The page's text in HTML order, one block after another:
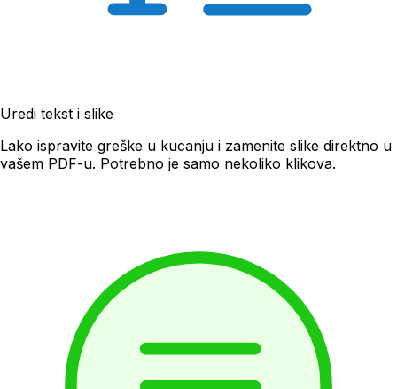
Uredi tekst i slike
Lako ispravite greške u kucanju i zamenite slike direktno u
vašem PDF-u. Potrebno je samo nekoliko klikova.